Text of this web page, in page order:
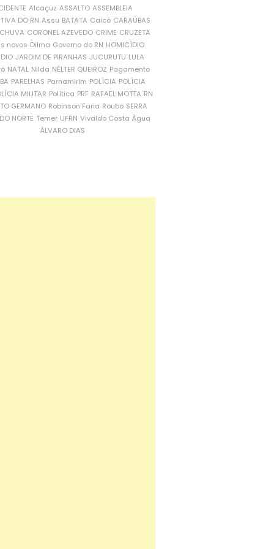
Alcaçuz ASSALTO ASSEMBLEIA
DO RN Assu BATATA Caicó CARAÚBAS
CORONEL AZEVEDO CRIME CRUZETA
novos Dilma Governo do RN HOMICÍDIO
JARDIM DE PIRANHAS JUCURUTU LULA
NATAL Nilda NÉLTER QUEIROZ Pagamento
PARELHAS Parnamirim POLÍCIA POLÍCIA
MILITAR Política PRF RAFAEL MOTTA RN
GERMANO Robinson Faria Roubo SERRA
NORTE Temer UFRN Vivaldo Costa Água
ÁLVARO DIAS